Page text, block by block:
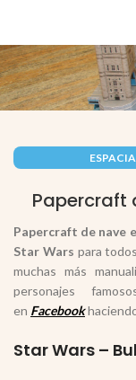
Papercraft
Papercraft de nave
Star Wars para
muchas más
personajes
en Facebook
Star Wars –